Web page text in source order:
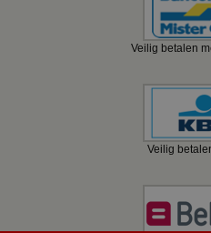
Veilig betalen
Veilig